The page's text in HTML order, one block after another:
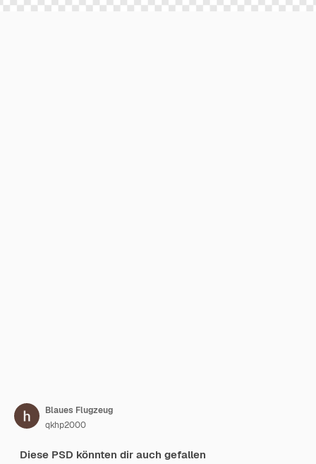
Blaues Flugzeug
qkhp2000
Diese PSD könnten dir auch gefallen